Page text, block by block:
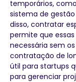
temporários,
sistema de
disso, contratar
permite que
necessária sem
contratação de
útil para startups
para gerenciar